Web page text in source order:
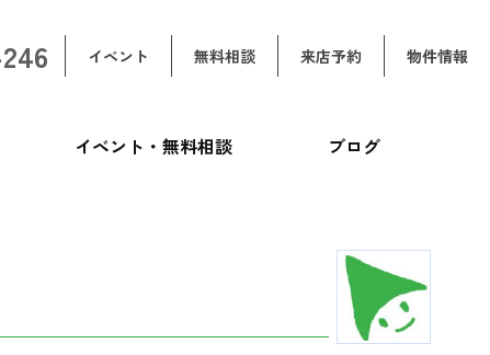
イベント 無料相談 来店予約 物件情報
イベント・無料相談 ブログ